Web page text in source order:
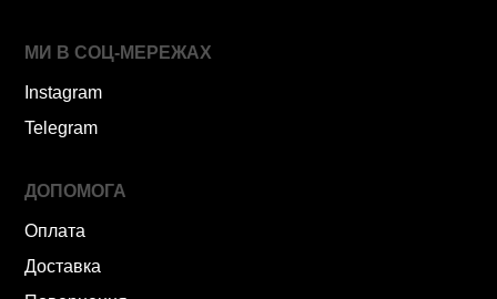
МИ В СОЦ-МЕРЕЖАХ
Instagram
Telegram
ДОПОМОГА
Оплата
Доставка